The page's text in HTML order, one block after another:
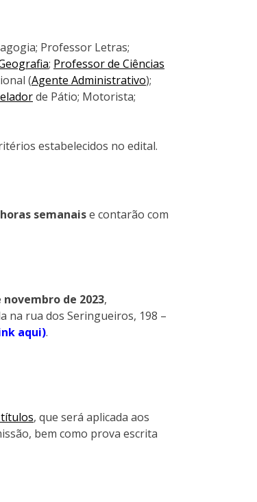
Professor Letras;
; Professor de Ciências
(Agente Administrativo);
de Pátio; Motorista;
estabelecidos no edital.
horas semanaise contarão com
novembro de 2023,
na rua dos Seringueiros, 198 –
aqui).
, que será aplicada aos
bem como prova escrita